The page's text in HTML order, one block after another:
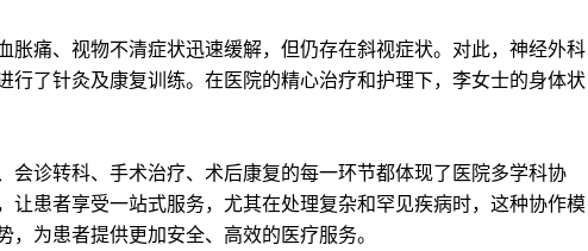
痛、视物不清症状迅速缓解，但仍存在斜视症状。对此，神经外科
行了针灸及康复训练。在医院的精心治疗和护理下，李女士的身体状
诊转科、手术治疗、术后康复的每一环节都体现了医院多学科协
让患者享受一站式服务，尤其在处理复杂和罕见疾病时，这种协作模
，为患者提供更加安全、高效的医疗服务。